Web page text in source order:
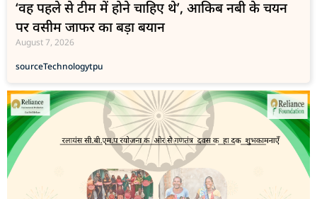
‘वह पहले से टीम में होने चाहिए थे’, आकिब नबी के चयन
पर वसीम जाफर का बड़ा बयान
August 7, 2026
sourceTechnologytpu